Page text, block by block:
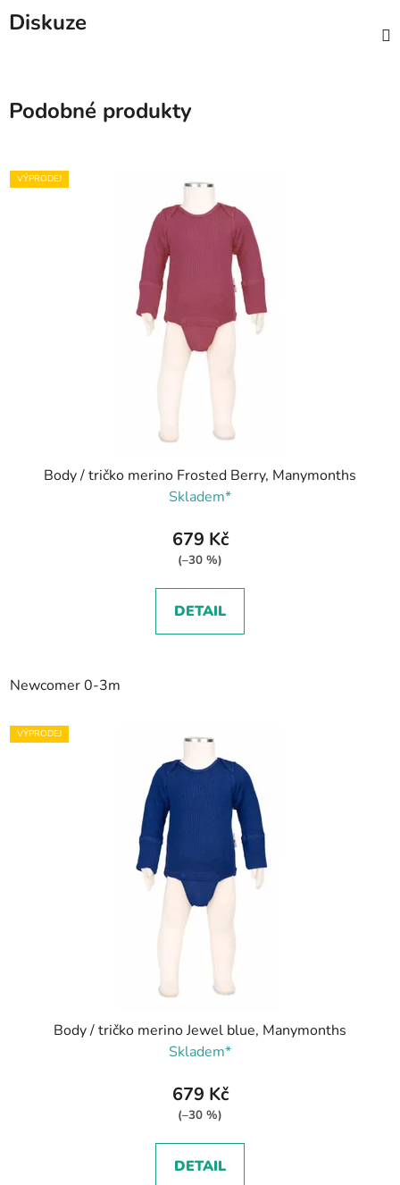
Diskuze
Podobné produkty
VÝPRODEJ
Body / tričko merino Frosted Berry, Manymonths
Skladem*
679 Kč
(–30 %)
DETAIL
Newcomer 0-3m
VÝPRODEJ
Body / tričko merino Jewel blue, Manymonths
Skladem*
679 Kč
(–30 %)
DETAIL